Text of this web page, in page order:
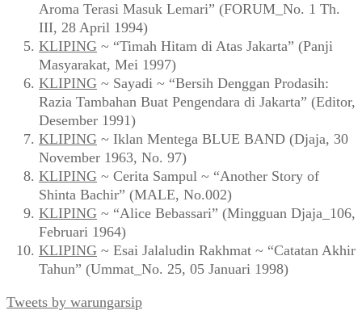
Aroma Terasi Masuk Lemari” (FORUM_No. 1 Th.
III, 28 April 1994)
KLIPING ~ “Timah Hitam di Atas Jakarta” (Panji
Masyarakat, Mei 1997)
KLIPING ~ Sayadi ~ “Bersih Denggan Prodasih:
Razia Tambahan Buat Pengendara di Jakarta” (Editor,
Desember 1991)
KLIPING ~ Iklan Mentega BLUE BAND (Djaja, 30
November 1963, No. 97)
KLIPING ~ Cerita Sampul ~ “Another Story of
Shinta Bachir” (MALE, No.002)
KLIPING ~ “Alice Bebassari” (Mingguan Djaja_106,
Februari 1964)
KLIPING ~ Esai Jalaludin Rakhmat ~ “Catatan Akhir
Tahun” (Ummat_No. 25, 05 Januari 1998)
Tweets by warungarsip